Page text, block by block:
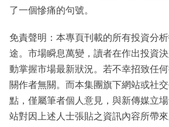
了一個慘痛的句號。
免責聲明：本專頁刊載的所有投資分
途。市場瞬息萬變，讀者在作出投資
動掌握市場最新狀況。若不幸招致任
關作者無關。而本集團旗下網站或社
點，僅屬筆者個人意見，與新傳媒立
站對因上述人士張貼之資訊內容所帶